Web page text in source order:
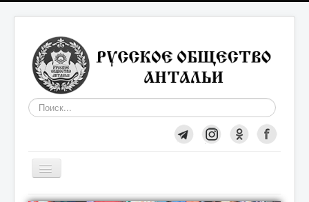
Искать...
Включить/
выключить
навигацию